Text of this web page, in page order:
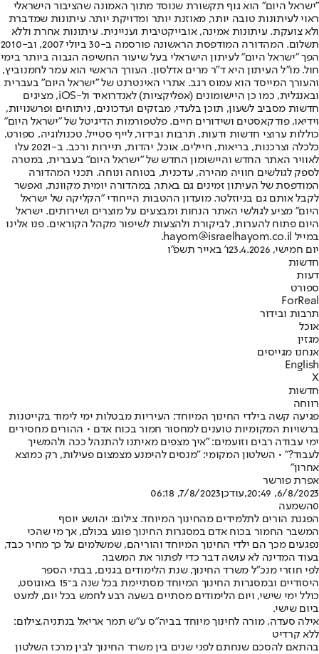
"ישראל היום" הוא גוף תקשורת שנוסד מתוך האמונה שהציבור הישראלי
ראוי לעיתונות טובה יותר, מאוזנת יותר ומדויקת יותר. עיתונות שמדברת
ולא צועקת. עיתונות אמינה, אובייקטיבית ועניינית. עיתונות אחרת וללא
תשלום. המהדורה המודפסת הראשונה פורסמה ב-30 ביולי 2007, וב-2010
הפך "ישראל היום" לעיתון הישראלי בעל שיעור החשיפה הגבוה ביותר בימי
חול. מו"ל העיתון היא ד"ר מרים אדלסון. העורך הראשי הוא עמר לחמנוביץ,
והעורך המייסד הוא עמוס רגב. אתרי האינטרנט של "ישראל היום" בעברית
ובאנגלית, כמו כן היישומונים (אפליקציות) לאנדרואיד ול-iOS, מציגים
חדשות מסביב לשעון, תוכן בלעדי, מבזקים ועדכונים, ניתוחים ופרשנויות,
וידיאו, פודקאסטים ושידורים חיים. פלטפורמות הדיגיטל של "ישראל היום"
כוללות ערוצי חדשות ודעות, תרבות ובידור, לייף סטייל, טכנולוגיה, ספורט,
כלכלה וצרכנות, בריאות, חיילים, אוכל, יהדות, תיירות ורכב. ב-2021 עלו
לאוויר האתר החדש והיישומון החדש של "ישראל היום" בעברית, במטרה
לספק לגולשים חוויה מהירה, עדכנית, בטוחה ונוחה. תכני המהדורה
המודפסת של העיתון זמינים גם באתר, במהדורה יומית מקוונת, ואפשר
לקבל אותם גם בניוזלטר. מועדון ההטבות הייחודי "הקליקה של ישראל
היום" מציע לגולשי האתר הנחות ומבצעים על מוצרים ושירותים. ישראל
היום פתוח להערות, לביקורת ולהצעות לשיפור מקהל הקוראים. פנו אלינו
במייל hayom@israelhayom.co.il.
יום חמישי, 23.4.2026
ו' באייר תשפ"ו
חדשות
דעות
ספורט
ForReal
תרבות ובידור
אוכל
מגזין
אנחנו מגייסים
English
X
חדשות
רווחה
פגיעה קשה בילדי החינוך המיוחד: העיריות מבטלות ימי לימוד בקייטנות
ברשויות המקומיות טוענים למחסור חמור בכוח אדם • ההורים מחסירים
ימי עבודה רבים וזועמים: "איך מצפים מאיתנו להתנהל ככה ולהמשיך
לעבוד?" • השלטון המקומי: "מנסים להימנע מצמצום פעילות, רק כמוצא
אחרון"
אפרת פורשר
6/8/2023, 20:49
,עודכן7/8/2023, 06:18
0השמעה
הפגנת הורים לתלמידים מהחינוך המיוחד. צילום: יהושע יוסף
המשבר החמור בכוח אדם במסגרות החינוך פוגע בכולם, אך מי שהכי
נפגעים מכך הם ילדי החינוך המיוחד והוריהם, שמשלמים על כך מחיר כבד,
בעוד המדינה לא עושה דבר כדי לפתור את המשבר.
לפי חוזרי מנכ"ל משרד החינוך, שנת הלימודים בגנים, בבתי הספר
היסודיים ובמסגרות החינוך המיוחד מסתיימת בכל שנה ב־15 באוגוסט,
כולל ימי שישי, ויום הלימודים מסתיים בשעה רבע לחמש בכל יום, למעט
ביום שישי.
אילה סעדה, מורה לחינוך מיוחד בביה"ס ע"ש תמר אריאל בנתניה,צילום:
ללא קרדיט
בהתאם להסכם שנחתם לפני שנים בין משרד החינוך לבין מרכז השלטון